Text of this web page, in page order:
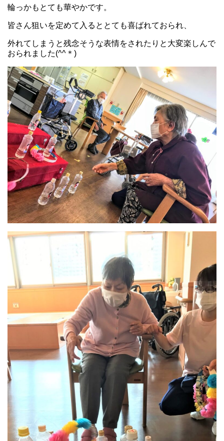
輪っかもとても華やかです。
皆さん狙いを定めて入るととても喜ばれておられ、
外れてしまうと残念そうな表情をされたりと大変楽しんで
おられました(^^＊)